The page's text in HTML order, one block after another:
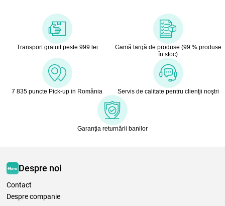
Transport gratuit peste 999 lei
Gamă largă de produse (99 % produse
în stoc)
7 835 puncte Pick-up in România Servis de calitate pentru clienţii noştri
Garanţia returnării banilor
Despre noi
Contact
Despre companie